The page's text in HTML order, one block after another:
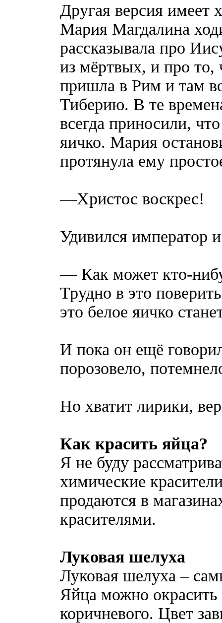
Другая версия имеет
Мария Магдалина
рассказывала про
из мёртвых, и про
пришла в Рим и там
Тиберию. В те
всегда приносили,
яичко. Мария
протянула ему
—Христос воскрес!
Удивился император и
— Как может кто-
Трудно в это
это белое яичко
И пока он ещё
порозовело,
Но хватит лирики,
Как красить яйца?
Я не буду
химические
продаются в
красителями.
Луковая шелуха
Луковая шелуха –
Яйца можно окрасить
коричневого. Цвет